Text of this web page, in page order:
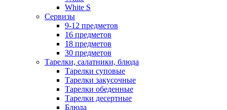
White S
Сервизы
9-12 предметов
16 предметов
18 предметов
30 предметов
Тарелки, салатники, блюда
Тарелки суповые
Тарелки закусочные
Тарелки обеденные
Тарелки десертные
Блюда